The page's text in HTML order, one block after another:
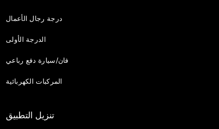
درجة رجال الأعمال
الدرجة الأولى
فان/سيارة دفع رباعي
المركبات الكهربائية
تنزيل التطبيق